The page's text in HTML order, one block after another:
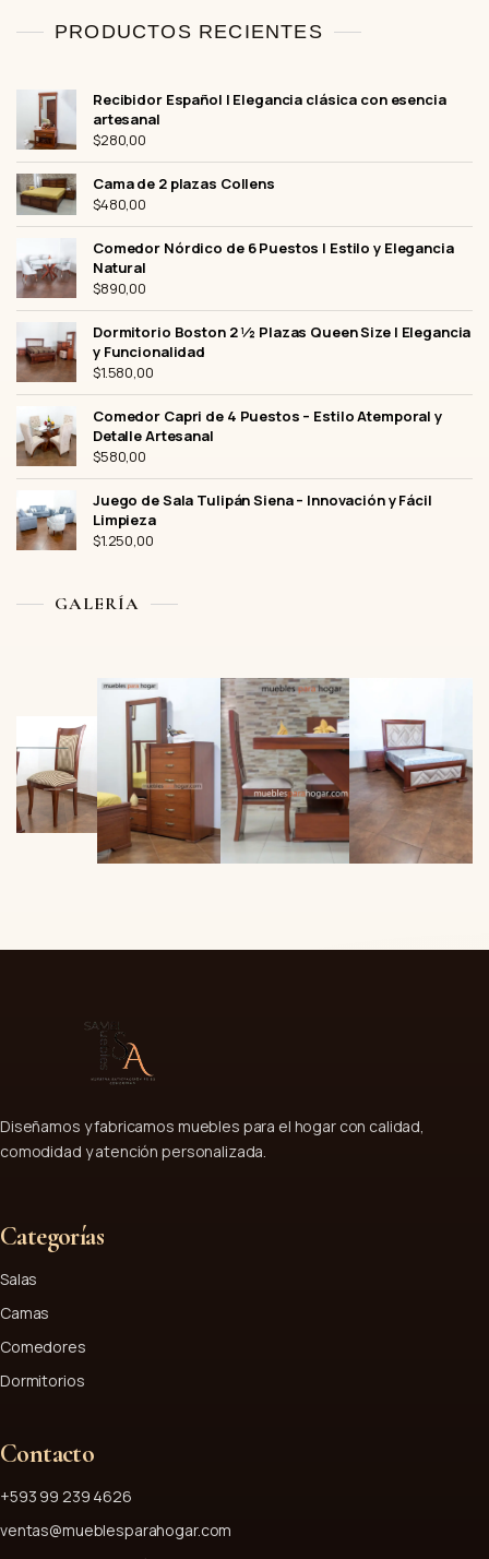
PRODUCTOS RECIENTES
Recibidor Español | Elegancia clásica con esencia
artesanal
$280,00
Cama de 2 plazas Collens
$480,00
Comedor Nórdico de 6 Puestos | Estilo y Elegancia
Natural
$890,00
Dormitorio Boston 2 ½ Plazas Queen Size | Elegancia
y Funcionalidad
$1.580,00
Comedor Capri de 4 Puestos – Estilo Atemporal y
Detalle Artesanal
$580,00
Juego de Sala Tulipán Siena – Innovación y Fácil
Limpieza
$1.250,00
GALERÍA
Diseñamos y fabricamos muebles para el hogar con calidad,
comodidad y atención personalizada.
Categorías
Salas
Camas
Comedores
Dormitorios
Contacto
+593 99 239 4626
ventas@mueblesparahogar.com